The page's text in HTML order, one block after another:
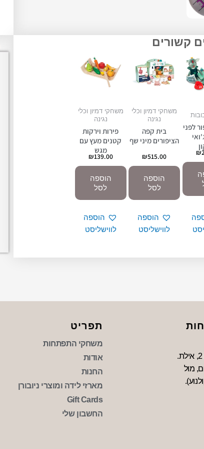
קשורים
לפני
₪
משחקי דמיון וכלי
נגינה
בית קפה
הציפורים מיני שף
₪515.00
הוספה
לסל
הוספה
לווישליסט
משחקי דמיון וכלי
נגינה
פירות וירקות
קטנים מעץ עם
מגש
₪139.00
הוספה
לסל
הוספה
לווישליסט
מול
תפריט
משחקי התפתחות
אודות
החנות
מארזי לידה ומוצרי ניובורן
Gift Cards
החשבון שלי